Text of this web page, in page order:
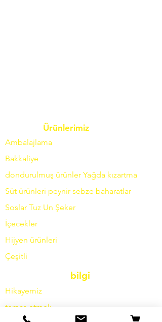
Ürünlerimiz
Ambalajlama
Bakkaliye
dondurulmuş ürünler Yağda kızartma
Süt ürünleri peynir sebze baharatlar
Soslar Tuz Un Şeker
İçecekler
Hijyen ürünleri
Çeşitli
bilgi
Hikayemiz
temas etmek